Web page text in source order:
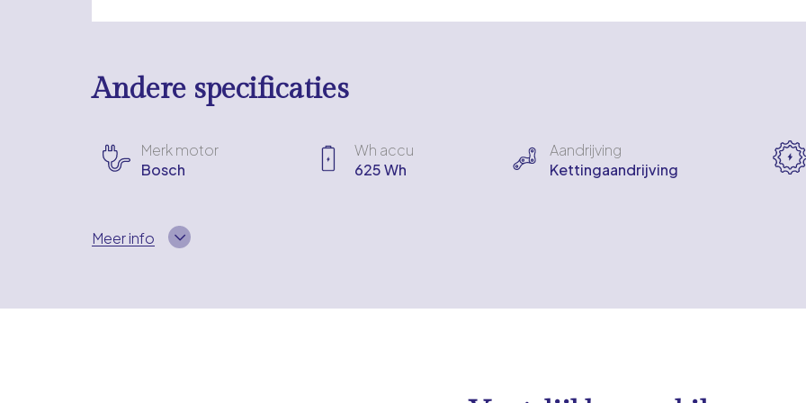
Andere specificaties
Merk motor
Bosch
Wh accu
625 Wh
Aandrijving
Kettingaandrijving
Meer info